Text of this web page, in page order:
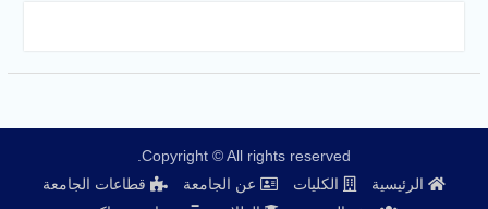
Copyright © All rights reserved.
الرئيسية
الكليات عن الجامعة
قطاعات الجامعة